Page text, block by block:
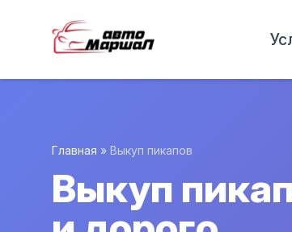
Главная » Выкуп пикапов
Выкуп